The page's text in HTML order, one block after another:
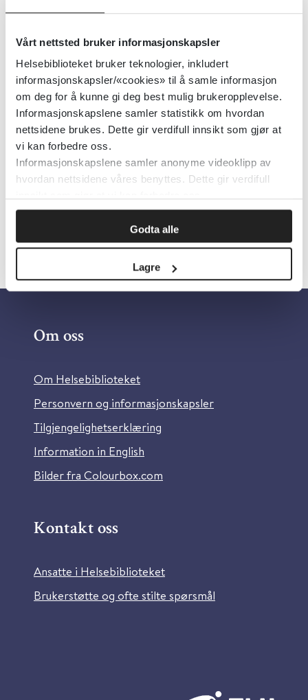
Vårt nettsted bruker informasjonskapsler
Helsebiblioteket bruker teknologier, inkludert
informasjonskapsler/«cookies» til å samle informasjon
om deg for å kunne gi deg best mulig brukeropplevelse.
Informasjonskapslene samler statistikk om hvordan
nettsidene brukes. Dette gir verdifull innsikt som gjør at
vi kan forbedre oss.
Informasjonskapslene samler anonyme videoklipp av
hvordan nettsidene våres benyttes. Dette gir verdifull
Godta alle
Lagre
European Resuscitation Council
Detaljer
Endocarditis
European Society of Cardiology 2023
Detaljer
Om oss
Om Helsebiblioteket
Personvern og informasjonskapsler
Tilgjengelighetserklæring
Information in English
Bilder fra Colourbox.com
Kontakt oss
Ansatte i Helsebiblioteket
Brukerstøtte og ofte stilte spørsmål